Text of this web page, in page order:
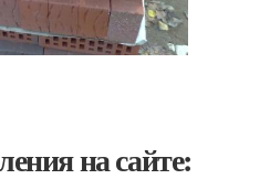
на сайте: